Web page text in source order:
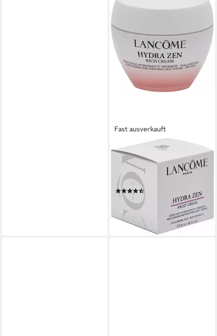
Fast ausverkauft
LANCOME
Nachtcreme Hydra Zen
Neurocalm Nuit Crème,
Beruhigende Pfege
ab 68,08 €
(1.361,60 €/ 1 l)
lieferbar - in 8-10 Werktagen bei